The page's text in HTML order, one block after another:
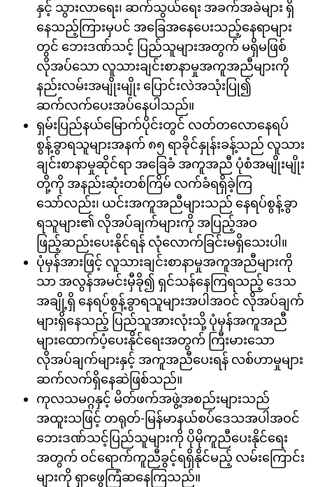
နှင့် သွားလာရေး၊ ဆက်သွယ်ရေး အခက်အခဲများ ရှိ
နေသည့်ကြားမှပင် အခြေအနေပေးသည့်နေရာများ
တွင် ဘေးဒဏ်သင့် ပြည်သူများအတွက် မရှိမဖြစ်
လိုအပ်သော လူသားချင်းစာနာမှုအကူအညီများကို
နည်းလမ်းအမျိုးမျိုး ပြောင်းလဲအသုံးပြု၍
ဆက်လက်ပေးအပ်နေပါသည်။
ရှမ်းပြည်နယ်မြောက်ပိုင်းတွင် လတ်တလောနေရပ်
စွန့်ခွာရသူများအနက် ၈၅ ရာခိုင်နှုန်းခန့်သည် လူသား
ချင်းစာနာမှုဆိုင်ရာ အခြေခံ အကူအညီ ပုံစံအမျိုးမျိုး
တို့ကို အနည်းဆုံးတစ်ကြိမ် လက်ခံရရှိခဲ့ကြ
သော်လည်း၊ ယင်းအကူအညီများသည် နေရပ်စွန့်ခွာ
ရသူများ၏ လိုအပ်ချက်များကို အပြည့်အဝ
ဖြည့်ဆည်းပေးနိုင်ရန် လုံလောက်ခြင်းမရှိသေးပါ။
ပုံမှန်အားဖြင့် လူသားချင်းစာနာမှုအကူအညီများကို
သာ အလွန်အမင်းမှီခို၍ ရှင်သန်နေကြရသည့် ဒေသ
အချို့ရှိ နေရပ်စွန့်ခွာရသူများအပါအဝင် လိုအပ်ချက်
များရှိနေသည့် ပြည်သူအားလုံးသို့ ပုံမှန်အကူအညီ
များထောက်ပံ့ပေးနိုင်ရေးအတွက် ကြီးမားသော
လိုအပ်ချက်များနှင့် အကူအညီပေးရန် လစ်ဟာမှုများ
ဆက်လက်ရှိနေဆဲဖြစ်သည်။
ကုလသမဂ္ဂနှင့် မိတ်ဖက်အဖွဲ့အစည်းများသည်
အထူးသဖြင့် တရုတ်-မြန်မာနယ်စပ်ဒေသအပါအဝင်
ဘေးဒဏ်သင့်ပြည်သူများကို ပိုမိုကူညီပေးနိုင်ရေး
အတွက် ဝင်ရောက်ကူညီခွင့်ရရှိနိုင်မည့် လမ်းကြောင်း
များကို ရှာဖွေကြံဆနေကြသည်။